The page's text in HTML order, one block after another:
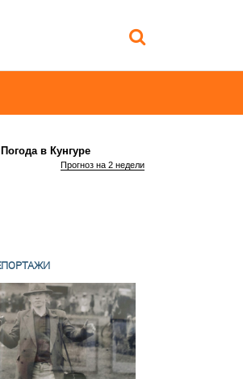
Погода в Кунгуре
Прогноз на 2 недели